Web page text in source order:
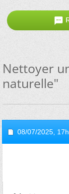

Nettoyer
naturelle"
08/07/2025,